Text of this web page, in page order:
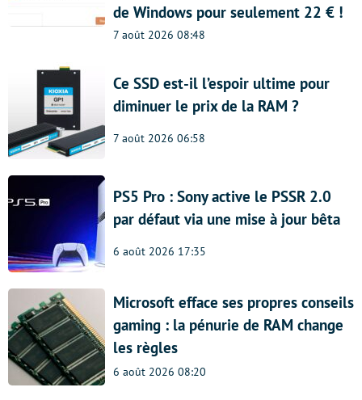
de Windows pour seulement 22 € !
7 août 2026 08:48
Ce SSD est-il l’espoir ultime pour
diminuer le prix de la RAM ?
7 août 2026 06:58
PS5 Pro : Sony active le PSSR 2.0
par défaut via une mise à jour bêta
6 août 2026 17:35
Microsoft efface ses propres conseils
gaming : la pénurie de RAM change
les règles
6 août 2026 08:20